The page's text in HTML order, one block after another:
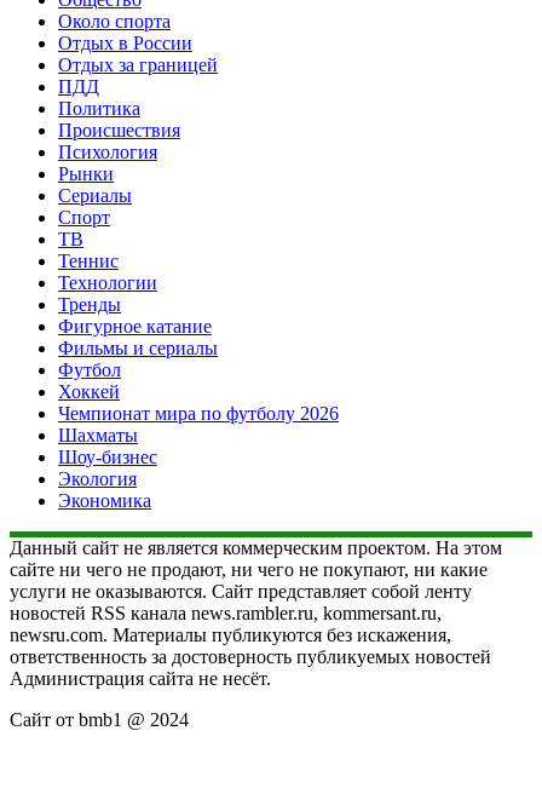
Около спорта
Отдых в России
Отдых за границей
ПДД
Политика
Происшествия
Психология
Рынки
Сериалы
Спорт
ТВ
Теннис
Технологии
Тренды
Фигурное катание
Фильмы и сериалы
Футбол
Хоккей
Чемпионат мира по футболу 2026
Шахматы
Шоу-бизнес
Экология
Экономика
Данный сайт не является коммерческим проектом. На этом
сайте ни чего не продают, ни чего не покупают, ни какие
услуги не оказываются. Сайт представляет собой ленту
новостей RSS канала news.rambler.ru, kommersant.ru,
newsru.com. Материалы публикуются без искажения,
ответственность за достоверность публикуемых новостей
Администрация сайта не несёт.
Сайт от bmb1 @ 2024